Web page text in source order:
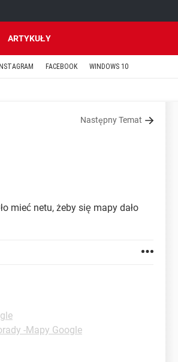
ARTYKUŁY
INSTAGRAM FACEBOOK WINDOWS 10
Następny Temat
mieć netu, żeby się mapy dało
-Mapy Google